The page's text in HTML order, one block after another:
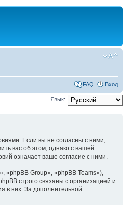
FAQ Вход
Язык:
Если вы не согласны с ними,
вас об этом, однако с вашей
означает ваше согласие с ними.
«phpBB Group», «phpBB Teams»),
строго связаны с организацией и
в них. За дополнительной